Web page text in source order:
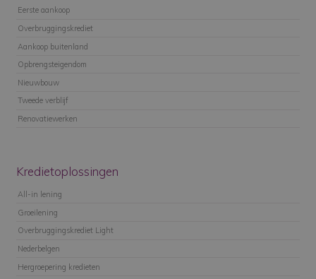
Eerste aankoop
Overbruggingskrediet
Aankoop buitenland
Opbrengsteigendom
Nieuwbouw
Tweede verblijf
Renovatiewerken
Kredietoplossingen
All-in lening
Groeilening
Overbruggingskrediet Light
Nederbelgen
Hergroepering kredieten